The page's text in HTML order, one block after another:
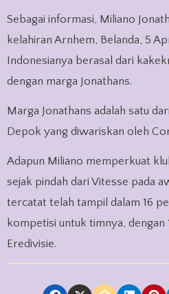
Sebagai informasi, Miliano
kelahiran Arnhem, Belanda, 5
Indonesianya berasal dari
dengan marga Jonathans.
Marga Jonathans adalah satu
Depok yang diwariskan oleh
Adapun Miliano memperkuat
sejak pindah dari Vitesse pada
tercatat telah tampil dalam 16
kompetisi untuk timnya, dengan
Eredivisie.